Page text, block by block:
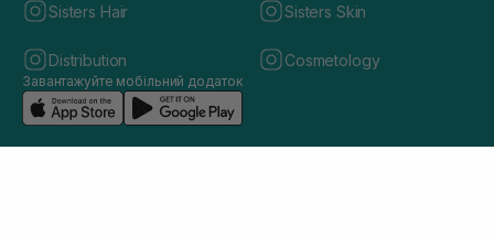
Sisters Hair Sisters Skin
Distribution Cosmetology
Завантажуйте мобільний додаток